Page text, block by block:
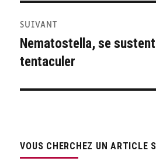
SUIVANT
Publication
suivante :
Nematostella, se
tentaculer
VOUS CHERCHEZ UN ARTICLE